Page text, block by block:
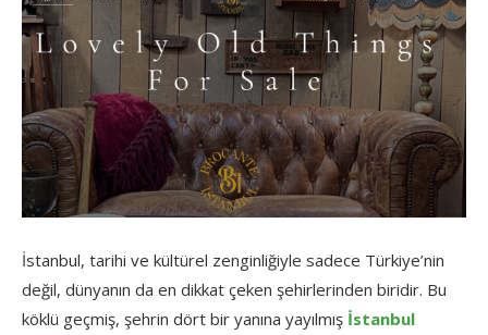
İstanbul, tarihi ve kültürel zenginliğiyle sadece Türkiye’nin
değil, dünyanın da en dikkat çeken şehirlerinden biridir. Bu
köklü geçmiş, şehrin dört bir yanına yayılmış İstanbul